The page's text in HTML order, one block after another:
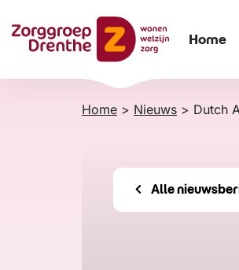
naar
content
Home
Home > Nieuws > Dutch
Alle